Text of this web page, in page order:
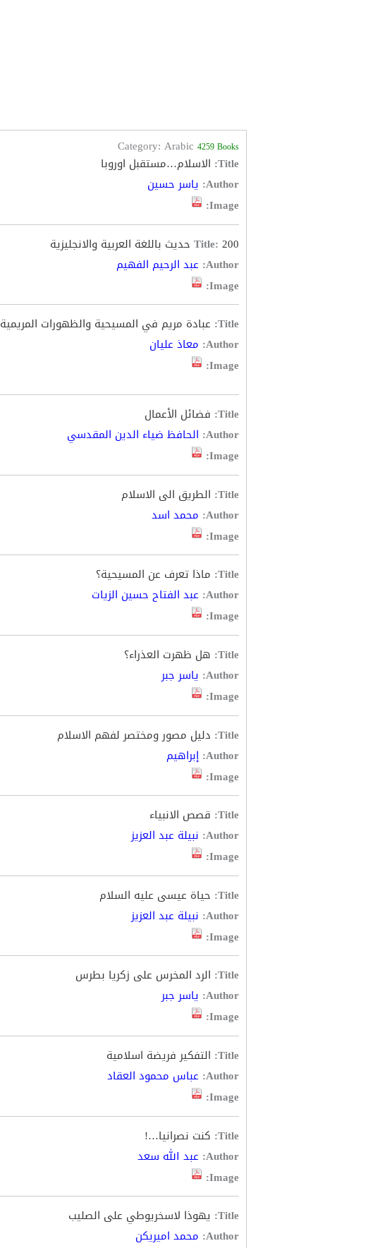
Category: Arabic 4259 Books
Title: الاسلام…مستقبل اوروبا
Author: ياسر حسين
Image:
Title: 200 حديث باللغة العربية والانجليزية
Author: عبد الرحيم الفهيم
Image:
Title: عبادة مريم في المسيحية والظهورات المريمية
Author: معاذ عليان
Image:
Title: فضائل الأعمال
Author: الحافظ ضياء الدين المقدسي
Image:
Title: الطريق الى الاسلام
Author: محمد اسد
Image:
Title: ماذا تعرف عن المسيحية؟
Author: عبد الفتاح حسين الزيات
Image:
Title: هل ظهرت العذراء؟
Author: ياسر جبر
Image:
Title: دليل مصور ومختصر لفهم الاسلام
Author: إبراهيم
Image:
Title: قصص الانبياء
Author: نبيلة عبد العزيز
Image:
Title: حياة عيسى عليه السلام
Author: نبيلة عبد العزيز
Image:
Title: الرد المخرس على زكريا بطرس
Author: ياسر جبر
Image:
Title: التفكير فريضة اسلامية
Author: عباس محمود العقاد
Image:
Title: كنت نصرانيا…!
Author: عبد الله سعد
Image:
Title: يهوذا لاسخريوطي على الصليب
Author: محمد اميريكن